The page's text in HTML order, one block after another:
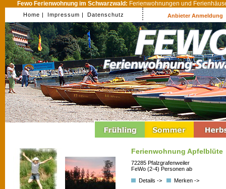
Fewo Ferienwohnung im Schwarzwald: Ferienwohnungen und
Home | Impressum | Datenschutz Anbieter Anmeldung
Ferienwohnung Apfelblüte
72285 Pfalzgrafenweiler
FeWo (2-4) Personen ab
Details ->
Merken ->